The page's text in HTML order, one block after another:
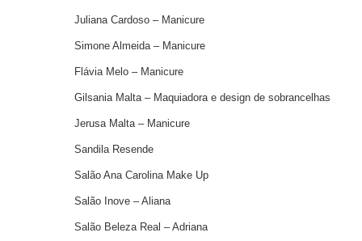
Juliana Cardoso – Manicure
Simone Almeida – Manicure
Flávia Melo – Manicure
Gilsania Malta – Maquiadora e design de sobrancelhas
Jerusa Malta – Manicure
Sandila Resende
Salão Ana Carolina Make Up
Salão Inove – Aliana
Salão Beleza Real – Adriana